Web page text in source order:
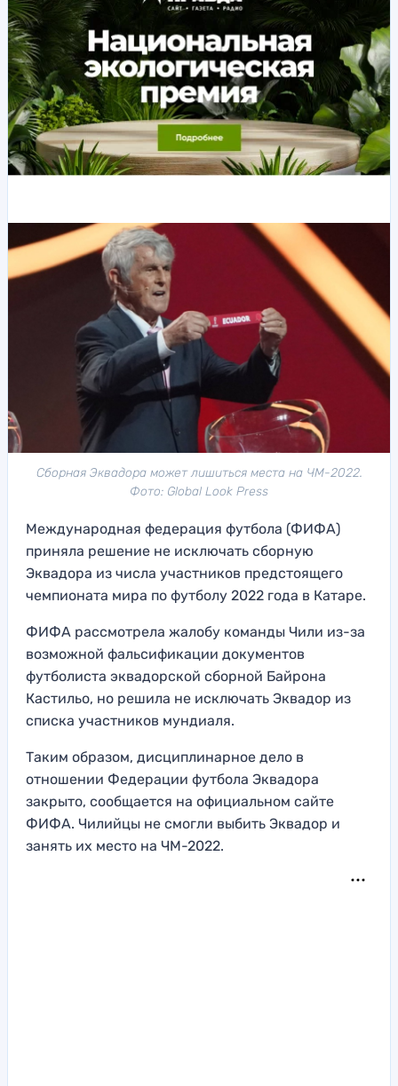
Сборная Эквадора может лишиться места на ЧМ-2022.
Фото: Global Look Press
Международная федерация футбола (ФИФА)
приняла решение не исключать сборную
Эквадора из числа участников предстоящего
чемпионата мира по футболу 2022 года в Катаре.
ФИФА рассмотрела жалобу команды Чили из-за
возможной фальсификации документов
футболиста эквадорской сборной Байрона
Кастильо, но решила не исключать Эквадор из
списка участников мундиаля.
Таким образом, дисциплинарное дело в
отношении Федерации футбола Эквадора
закрыто, сообщается на официальном сайте
ФИФА. Чилийцы не смогли выбить Эквадор и
занять их место на ЧМ-2022.